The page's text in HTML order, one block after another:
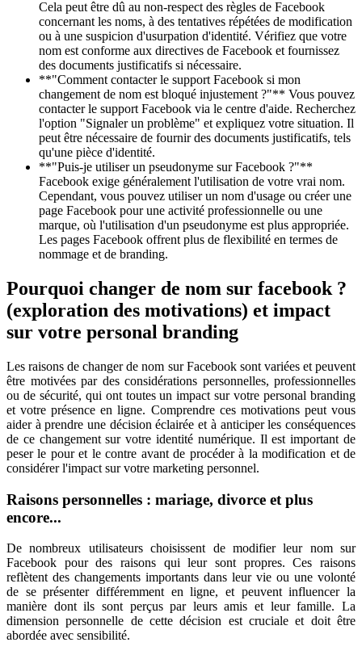
Cela peut être dû au non-respect des règles de Facebook
concernant les noms, à des tentatives répétées de modification
ou à une suspicion d'usurpation d'identité. Vérifiez que votre
nom est conforme aux directives de Facebook et fournissez
des documents justificatifs si nécessaire.
**"Comment contacter le support Facebook si mon
changement de nom est bloqué injustement ?"** Vous pouvez
contacter le support Facebook via le centre d'aide. Recherchez
l'option "Signaler un problème" et expliquez votre situation. Il
peut être nécessaire de fournir des documents justificatifs, tels
qu'une pièce d'identité.
**"Puis-je utiliser un pseudonyme sur Facebook ?"**
Facebook exige généralement l'utilisation de votre vrai nom.
Cependant, vous pouvez utiliser un nom d'usage ou créer une
page Facebook pour une activité professionnelle ou une
marque, où l'utilisation d'un pseudonyme est plus appropriée.
Les pages Facebook offrent plus de flexibilité en termes de
nommage et de branding.
Pourquoi changer de nom sur facebook ?
(exploration des motivations) et impact
sur votre personal branding
Les raisons de changer de nom sur Facebook sont variées et peuvent
être motivées par des considérations personnelles, professionnelles
ou de sécurité, qui ont toutes un impact sur votre personal branding
et votre présence en ligne. Comprendre ces motivations peut vous
aider à prendre une décision éclairée et à anticiper les conséquences
de ce changement sur votre identité numérique. Il est important de
peser le pour et le contre avant de procéder à la modification et de
considérer l'impact sur votre marketing personnel.
Raisons personnelles : mariage, divorce et plus
encore...
De nombreux utilisateurs choisissent de modifier leur nom sur
Facebook pour des raisons qui leur sont propres. Ces raisons
reflètent des changements importants dans leur vie ou une volonté
de se présenter différemment en ligne, et peuvent influencer la
manière dont ils sont perçus par leurs amis et leur famille. La
dimension personnelle de cette décision est cruciale et doit être
abordée avec sensibilité.